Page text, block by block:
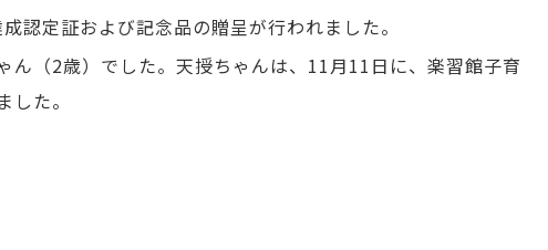
定証および記念品の贈呈が行われました。
ん（2歳）でした。天授ちゃんは、11月11日に、楽習館子育
た。